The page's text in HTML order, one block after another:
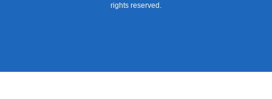
rights reserved.